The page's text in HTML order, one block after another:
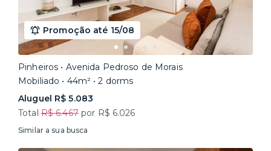
Promoção até 15/08
Pinheiros • Avenida Pedroso de Morais
Mobiliado • 44m² • 2 dorms
Aluguel R$ 5.083
TotalR$ 6.467por R$ 6.026
Similar a sua busca